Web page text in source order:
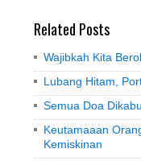
Related Posts
Wajibkah Kita
Lubang Hitam,
Semua Doa
Keutamaaan
Kemiskinan